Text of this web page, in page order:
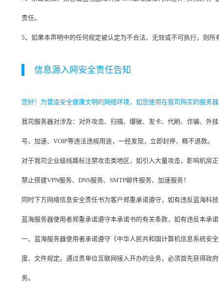
责任。
5、如果本声明中的任何规定被认定为不合法、无效或不可执行，则
信息源入网安全责任告知
您好！为营造安全健康文明的网络环境，如您使用在我司购买的服务
我司服务器对涉及：对外攻击、扫描、爆破、发卡、代刷、诈骗、外
号、加速、VOIP等违法违规用途，一经发现，立即封停，概不退款。
对于我司企业级线路标注禁攻击类地区，如引入大量攻击，影响机房
禁止搭建VPN服务、DNS服务、SMTP邮件服务、加速服务！
同时下方网络信息安全责任书为客户郑重承诺遵守，如有违反蓝海科
蓝海服务器使用者郑重承诺遵守本承诺书的有关条款，如有违反本承
一、蓝海服务器使用者承诺遵守《中华人民共和国计算机信息系统安
度、文件规定。通过贵单位互联网接入开办的业务，必须首先获得政
务。